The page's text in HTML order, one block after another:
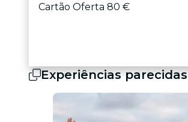
Cartão Oferta 80 €
Experiências parecidas